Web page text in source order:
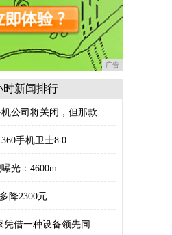
广告
时新闻排行
公司将关闭，但那款
手机卫士8.0
光：4600m
降2300元
借一种设备领先同